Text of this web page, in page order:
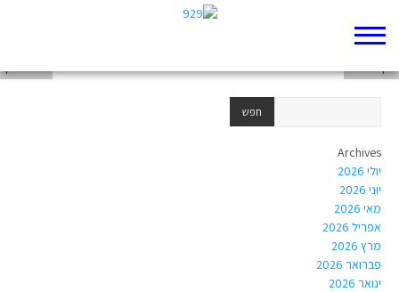
Archives
יולי 2026
יוני 2026
מאי 2026
אפריל 2026
מרץ 2026
פברואר 2026
ינואר 2026